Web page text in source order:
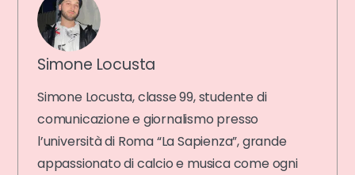
Simone Locusta
Simone Locusta, classe 99, studente di
comunicazione e giornalismo presso
l’università di Roma “La Sapienza”, grande
appassionato di calcio e musica come ogni